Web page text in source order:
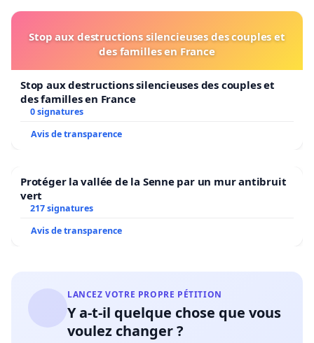
Stop aux destructions silencieuses des couples et
des familles en France
Stop aux destructions silencieuses des couples et
des familles en France
0 signatures
Avis de transparence
Protéger la vallée de la Senne par un mur antibruit
vert
217 signatures
Avis de transparence
LANCEZ VOTRE PROPRE PÉTITION
Y a-t-il quelque chose que vous
voulez changer ?